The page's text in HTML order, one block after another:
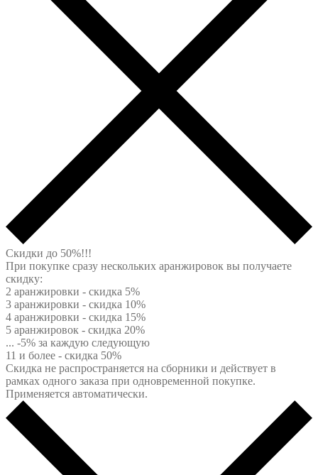
Скидки до 50%!!!
При покупке сразу нескольких аранжировок вы получаете
скидку:
2 аранжировки - скидка 5%
3 аранжировки - скидка 10%
4 аранжировки - скидка 15%
5 аранжировок - скидка 20%
... -5% за каждую следующую
11 и более - скидка 50%
Скидка не распространяется на сборники и действует в
рамках одного заказа при одновременной покупке.
Применяется автоматически.